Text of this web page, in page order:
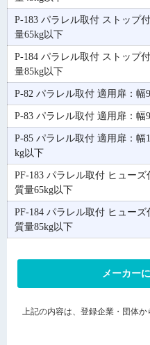
P-183 パラレル取付 ストップ
量65kg以下
P-184 パラレル取付 ストップ
量85kg以下
P-82 パラレル取付 適用扉：幅
P-83 パラレル取付 適用扉：幅
P-85 パラレル取付 適用扉：幅
kg以下
PF-183 パラレル取付 ヒューズ
質量65kg以下
PF-184 パラレル取付 ヒューズ
質量85kg以下
メーカー
上記の内容は、登録企業・団体か